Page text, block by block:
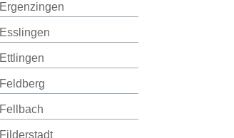
Ergenzingen
Esslingen
Ettlingen
Feldberg
Fellbach
Filderstadt